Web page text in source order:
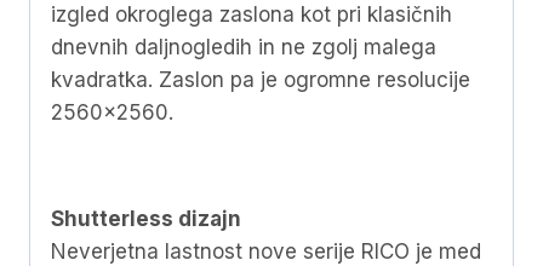
izgled okroglega zaslona kot pri klasičnih
dnevnih daljnogledih in ne zgolj malega
kvadratka. Zaslon pa je ogromne resolucije
2560×2560.
Shutterless dizajn
Neverjetna lastnost nove serije RICO je med